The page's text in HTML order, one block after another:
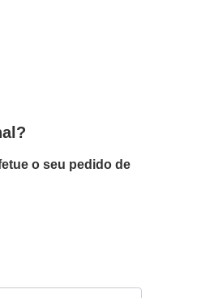
o seu pedido de